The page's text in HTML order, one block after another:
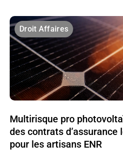
Droit Affaires
Multirisque pro
des contrats d’assurance
pour les artisans ENR